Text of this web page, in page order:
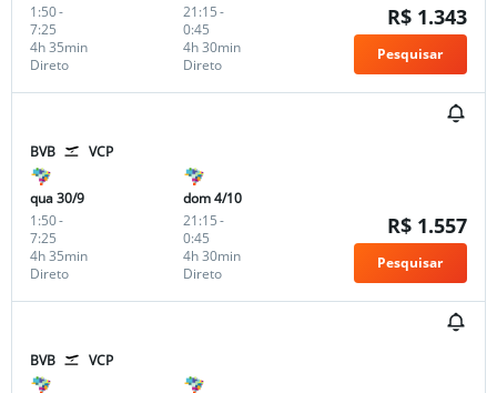
1:50-
7:25
Direto
4h 35min
21:15-
0:45
Direto
4h 30min
R$ 1.343
Pesquisar
BVB VCP
qua 30/9
1:50-
7:25
Direto
4h 35min
dom 4/10
21:15-
0:45
Direto
4h 30min
R$ 1.557
Pesquisar
BVB VCP